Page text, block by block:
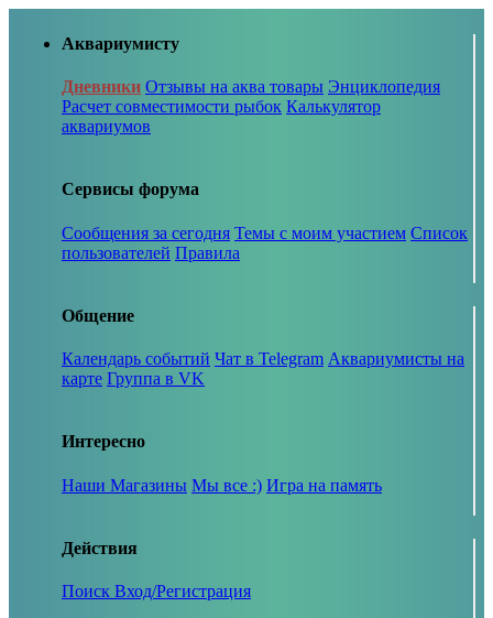
Аквариумисту
Дневники Отзывы на аква товары Энциклопедия
Расчет совместимости рыбок Калькулятор
аквариумов
Сервисы форума
Сообщения за сегодня Темы с моим участием Список
пользователей Правила
Общение
Календарь событий Чат в Telegram Аквариумисты на
карте Группа в VK
Интересно
Наши Магазины Мы все :) Игра на память
Действия
Поиск Вход/Регистрация